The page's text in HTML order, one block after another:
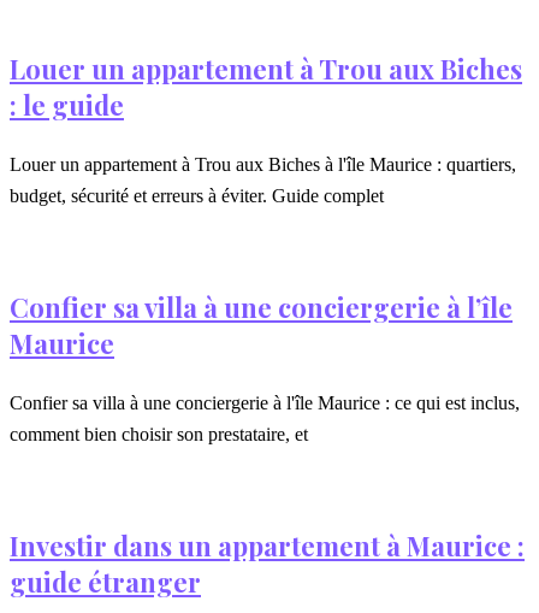
Louer un appartement à Trou aux Biches
: le guide
Louer un appartement à Trou aux Biches à l'île Maurice : quartiers,
budget, sécurité et erreurs à éviter. Guide complet
Confier sa villa à une conciergerie à l’île
Maurice
Confier sa villa à une conciergerie à l'île Maurice : ce qui est inclus,
comment bien choisir son prestataire, et
Investir dans un appartement à Maurice :
guide étranger